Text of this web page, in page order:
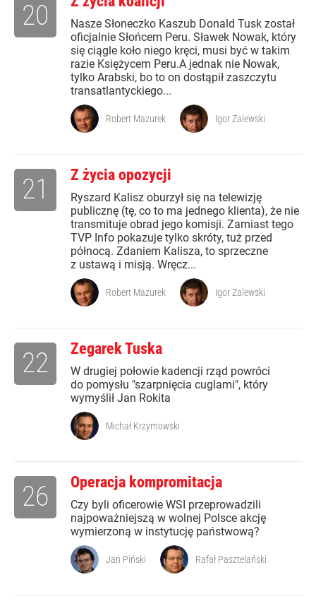
Nasze Słoneczko Kaszub Donald Tusk został
oficjalnie Słońcem Peru. Sławek Nowak, który
się ciągle koło niego kręci, musi być w takim
razie Księżycem Peru.A jednak nie Nowak,
tylko Arabski, bo to on dostąpił zaszczytu
transatlantyckiego...
20
Robert Mazurek Igor Zalewski
Z życia opozycji
Ryszard Kalisz oburzył się na telewizję
publicznę (tę, co to ma jednego klienta), że nie
transmituje obrad jego komisji. Zamiast tego
TVP Info pokazuje tylko skróty, tuż przed
północą. Zdaniem Kalisza, to sprzeczne
z ustawą i misją. Wręcz...
21
Robert Mazurek Igor Zalewski
Zegarek Tuska
W drugiej połowie kadencji rząd powróci
do pomysłu "szarpnięcia cuglami", który
wymyślił Jan Rokita
22
Michał Krzymowski
Operacja kompromitacja
Czy byli oficerowie WSI przeprowadzili
najpoważniejszą w wolnej Polsce akcję
wymierzoną w instytucję państwową?
26
Jan Piński Rafał Pasztelański